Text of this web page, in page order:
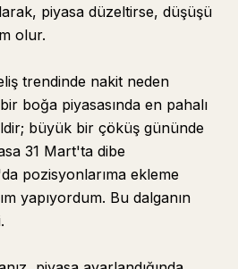
piyasa düzeltirse, düşüşü
olur.
trendinde nakit neden
boğa piyasasında en pahalı
büyük bir çöküş gününde
31 Mart'ta dibe
pozisyonlarıma ekleme
yapıyordum. Bu dalganın